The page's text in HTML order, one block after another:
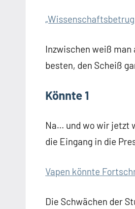
Inzwischen weiß man
besten, den Scheiß
Könnte 1
Na… und wo wir jetzt
die Eingang in die
Vapen könnte
Die Schwächen der